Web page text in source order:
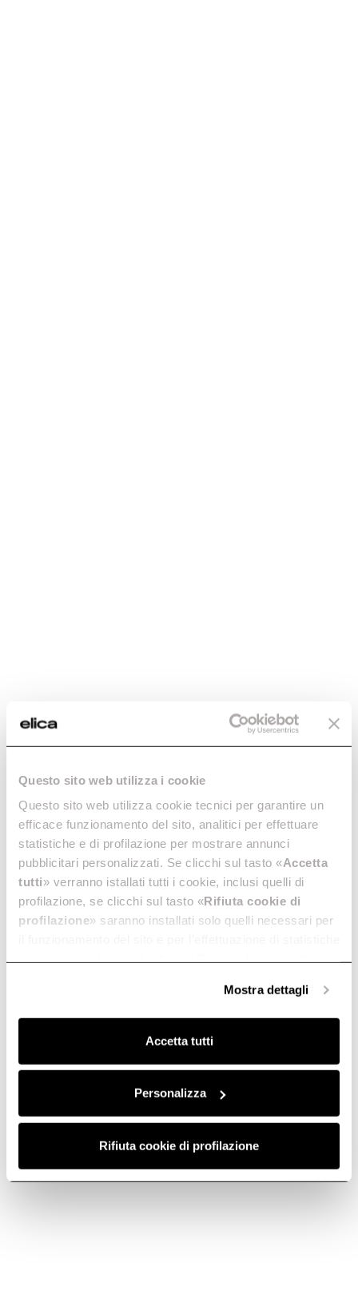
Questo sito web utilizza i cookie
Questo sito web utilizza cookie tecnici per garantire un
efficace funzionamento del sito, analitici per effettuare
statistiche e di profilazione per mostrare annunci
pubblicitari personalizzati. Se clicchi sul tasto «Accetta
tutti» verranno istallati tutti i cookie, inclusi quelli di
profilazione, se clicchi sul tasto «Rifiuta cookie di
profilazione» saranno installati solo quelli necessari per
anonime, mentre se clicchi su «Personalizza», potrai
Clicca quiper visualizzare la cookie policy.
Mostra dettagli
Accetta tutti
Personalizza
Rifiuta cookie di profilazione